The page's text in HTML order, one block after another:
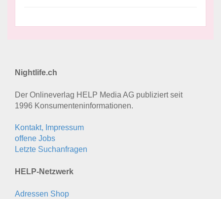
Nightlife.ch
Der Onlineverlag HELP Media AG publiziert seit
1996 Konsumenten­informationen.
Kontakt, Impressum
offene Jobs
Letzte Suchanfragen
HELP-Netzwerk
Adressen Shop